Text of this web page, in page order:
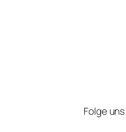
Folge uns